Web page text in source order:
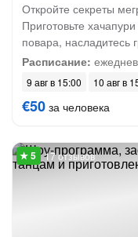
Откройте секреты
Приготовьте
повара, насладитесь
Расписание:
9 авг в 15:00 10 авг в
€50 за человека
17 отзывов